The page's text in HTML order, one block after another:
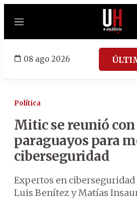
Menú
08 ago 2026
Política
Mitic se reunió
paraguayos para
ciberseguridad
Expertos en
Luis Benítez y Matías